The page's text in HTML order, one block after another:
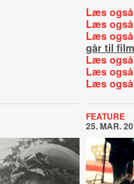
Læs
Læs
Læs
går til
Læs
Læs
Læs
FEATURE
25. MAR.